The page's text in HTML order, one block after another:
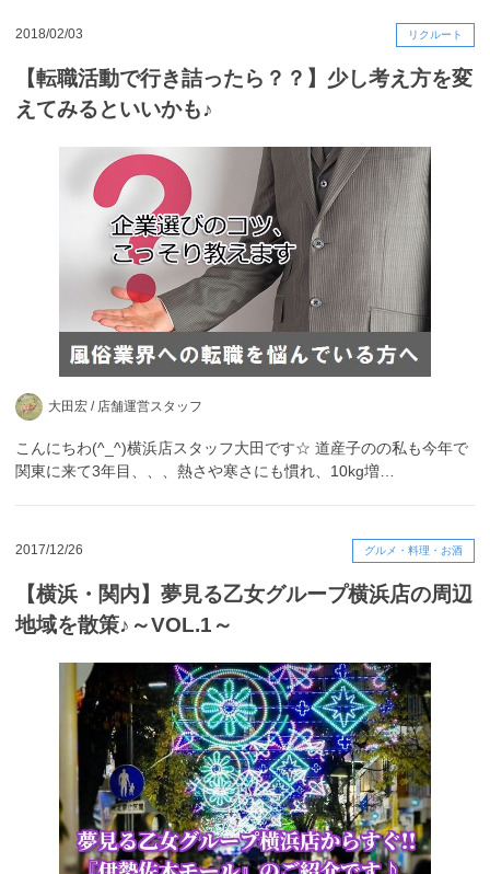
2018/02/03 リクルート
【転職活動で行き詰ったら？？】少し考え方を変
えてみるといいかも♪
大田宏 / 店舗運営スタッフ
こんにちわ(^_^)横浜店スタッフ大田です☆ 道産子のの私も今年で
関東に来て3年目、、、熱さや寒さにも慣れ、10kg増…
2017/12/26 グルメ・料理・お酒
【横浜・関内】夢見る乙女グループ横浜店の周辺
地域を散策♪～VOL.1～